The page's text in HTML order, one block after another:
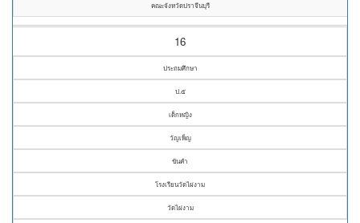
คณะจังหวัดปราจีนบุรี
16
ประถมศึกษา
ป.๕
เด็กหญิง
วัญเพ็ญ
ขันคำ
โรงเรียนวัดไผ่งาม
วัดไผ่งาม